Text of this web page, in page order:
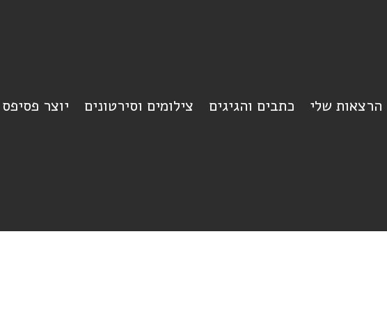
הרצאות שלי כתבים והגיגים צילומים וסירטונים יוצר פסיפס